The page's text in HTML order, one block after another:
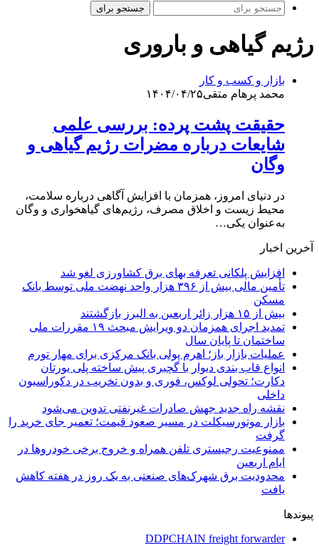
جستجو برای
رژیم گیاهی و باروری
بازار و کسب و کار
محمد پرهام متقی۱۴۰۴/۰۴/۲۵
حقیقت پشت پرده: بررسی علمی
شایعات درباره مضرات رژیم گیاهی و
وگان
در دنیای امروز، همزمان با افزایش آگاهی درباره سلامت،
محیط‌ زیست و اخلاق مصرف، رژیم‌های گیاهخواری و وگان
به‌عنوان یکی…
آخرین اخبار
افزایش پلکانی تعرفه بهای برق کشاورزی لغو شد
تأمین مالی بیش از ۳۹۶ هزار واحد نهضت ملی توسط بانک
مسکن
بیش از ۱۵ هزار زائر اربعین به البرز بازگشتند
تمدید اجرای همزمان دو ویرایش مبحث ۱۹ مقررات ملی
ساختمان تا پایان سال
عملیات بازار باز؛ اهرم پولی بانک مرکزی برای مهار تورم
انواع قاب بندی دیوار با گچبری پیش ساخته پلی یورتان
دکارت؛ تحولی لوکس، فوری و بدون تخریب در دکوراسیون
داخلی
نقشه راه جدید جهش صادرات غیرنفتی تدوین می‌شود
بازار موتورسیکلت در مسیر صعود قیمت؛ تعمیر جای خرید را
گرفت
ممنوعیت رجیستری تلفن همراه و خروج برخی خودروها در
ایام اربعین
محدودیت برق شهرک‌های صنعتی به یک روز در هفته کاهش
یافت
پیوندها
DDPCHAIN freight forwarder